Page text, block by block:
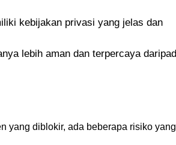
kebijakan privasi yang jelas dan
lebih aman dan terpercaya
yang diblokir, ada beberapa risiko yang